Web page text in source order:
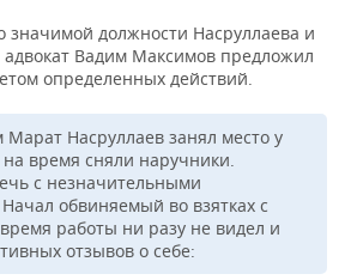
значимой должности Насруллаева и
адвокат Вадим Максимов предложил
определенных действий.
Насруллаев занял место у
время сняли наручники.
с незначительными
обвиняемый во взятках с
время работы ни разу не видел и
отзывов о себе: